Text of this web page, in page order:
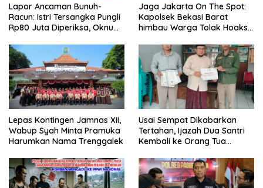
Lapor Ancaman Bunuh-
Racun: Istri Tersangka Pungli
Rp80 Juta Diperiksa, Oknum
Disdagperin
Jaga Jakarta On The Spot:
Kapolsek Bekasi Barat
himbau Warga Tolak Hoaks
Sholat Jumat
Lepas Kontingen Jamnas XII,
Wabup Syah Minta Pramuka
Harumkan Nama Trenggalek
Usai Sempat Dikabarkan
Tertahan, Ijazah Dua Santri
Kembali ke Orang Tua